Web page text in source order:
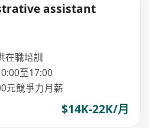
assistant
在職培訓
至17:00
元競爭力月薪
$14K-22K/月